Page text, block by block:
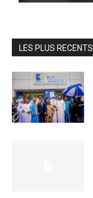
LES PLUS RECENTS